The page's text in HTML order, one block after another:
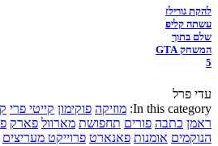
להקת גורילז
עשתה קליפ
שלם בתוך
המשחק GTA
5
עדי פרל
In this category: מוזיקה פוקימון קייטי פרי
ראמן כתבה פורים תחפושת מארוול פארק
הנוקמים אומנות פאנארט פרוייקט מעריצים